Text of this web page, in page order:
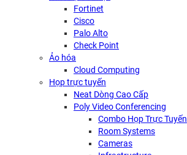
Fortinet
Cisco
Palo Alto
Check Point
Ảo hóa
Cloud Computing
Họp trực tuyến
Neat Dòng Cao Cấp
Poly Video Conferencing
Combo Họp Trực Tuyến
Room Systems
Cameras